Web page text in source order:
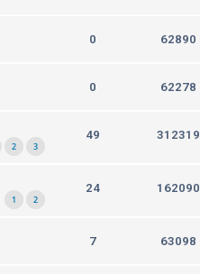
0 62890
0 62278
2 3
49 312319
1 2
24 162090
7 63098